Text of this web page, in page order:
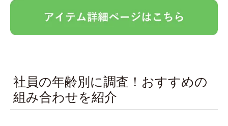
社員の年齢別に調査！おすすめの
組み合わせを紹介